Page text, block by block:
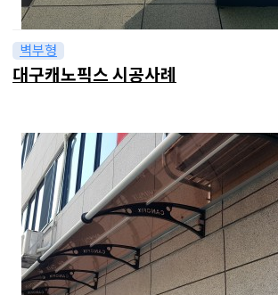
벽부형
대구캐노픽스 시공사례